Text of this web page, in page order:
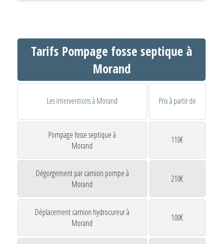
Tarifs Pompage fosse septique à
Morand
Les interventions à Morand Prix à partir de
Pompage fosse septique à
Morand
110€
Dégorgement par camion pompe à
Morand
210€
Déplacement camion hydrocureur à
Morand
100€